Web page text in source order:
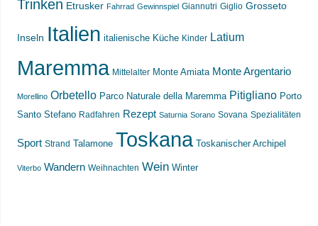
Trinken Etrusker Fahrrad Gewinnspiel Giannutri Giglio Grosseto
Inseln Italien italienische Küche Kinder Latium
Maremma Mittelalter Monte Amiata Monte Argentario
Morellino Orbetello Parco Naturale della Maremma Pitigliano Porto
Santo Stefano Radfahren Rezept Saturnia Sorano Sovana Spezialitäten
Sport Strand Talamone Toskana Toskanischer Archipel
Viterbo Wandern Weihnachten Wein Winter